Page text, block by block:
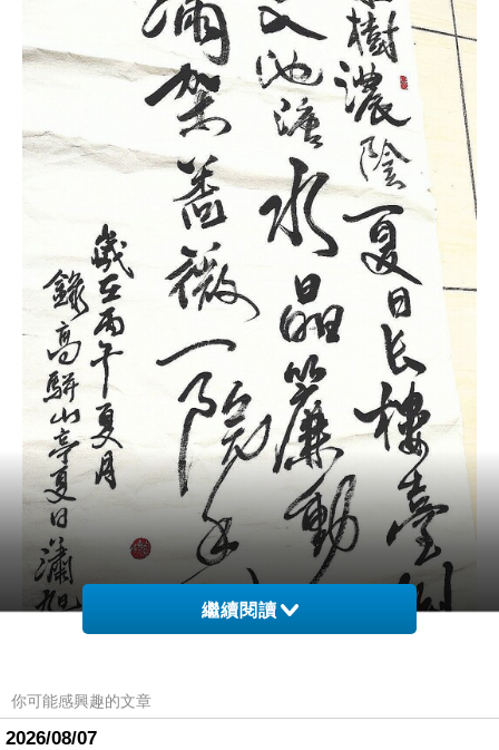
繼續閱讀
你可能感興趣的文章
2026/08/07